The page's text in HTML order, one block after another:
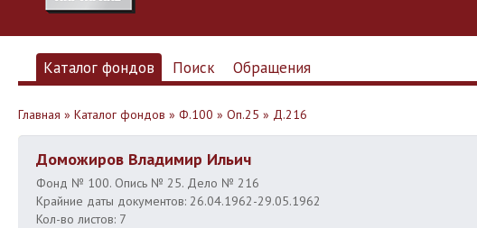
Каталог фондов Поиск Обращения
Главная » Каталог фондов » Ф.100 » Оп.25 » Д.216
Доможиров Владимир Ильич
Фонд № 100. Опись № 25. Дело № 216
Крайние даты документов: 26.04.1962-29.05.1962
Кол-во листов: 7